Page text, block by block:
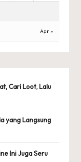
Apr »
Cari Loot, Lalu
yang Langsung
Ini Juga Seru